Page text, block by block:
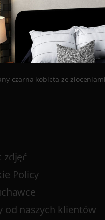
czarna kobieta ze zloceniami
zdjęć
Policy
od naszych klientów